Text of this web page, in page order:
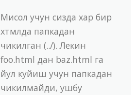
Мисол учун сизда хар бир
хтмлда папкадан
чикилган (../). Лекин
foo.html дан baz.html га
йул куйиш учун папкадан
чикилмайди, ушбу